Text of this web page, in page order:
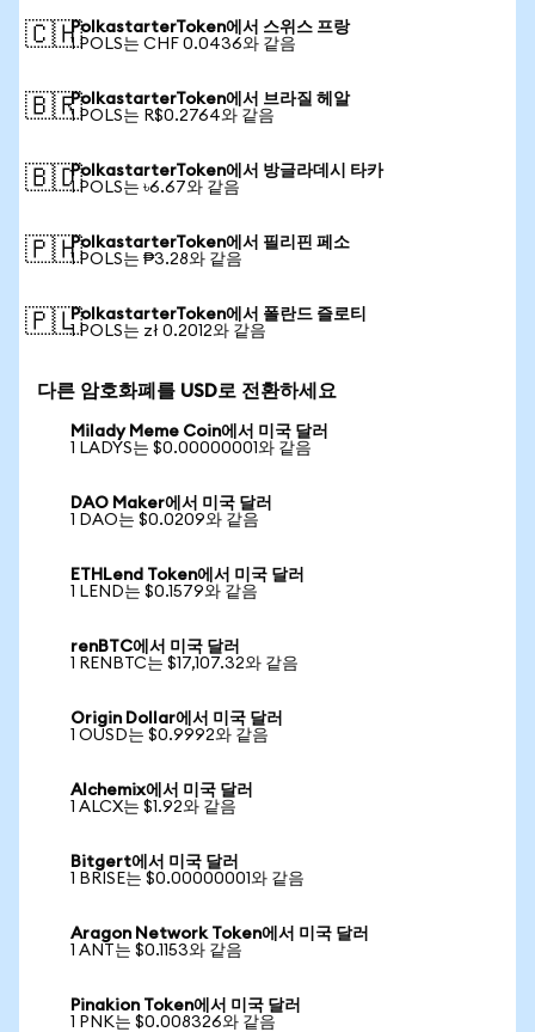
🇨🇭PolkastarterToken에서 스위스 프랑
1 POLS는 CHF 0.0436와 같음
🇧🇷PolkastarterToken에서 브라질 헤알
1 POLS는 R$0.2764와 같음
🇧🇩PolkastarterToken에서 방글라데시 타카
1 POLS는 ৳6.67와 같음
🇵🇭PolkastarterToken에서 필리핀 페소
1 POLS는 ₱3.28와 같음
🇵🇱PolkastarterToken에서 폴란드 즐로티
1 POLS는 zł 0.2012와 같음
다른 암호화폐를 USD로 전환하세요
Milady Meme Coin에서 미국 달러
1 LADYS는 $0.00000001와 같음
DAO Maker에서 미국 달러
1 DAO는 $0.0209와 같음
ETHLend Token에서 미국 달러
1 LEND는 $0.1579와 같음
renBTC에서 미국 달러
1 RENBTC는 $17,107.32와 같음
Origin Dollar에서 미국 달러
1 OUSD는 $0.9992와 같음
Alchemix에서 미국 달러
1 ALCX는 $1.92와 같음
Bitgert에서 미국 달러
1 BRISE는 $0.00000001와 같음
Aragon Network Token에서 미국 달러
1 ANT는 $0.1153와 같음
Pinakion Token에서 미국 달러
1 PNK는 $0.008326와 같음